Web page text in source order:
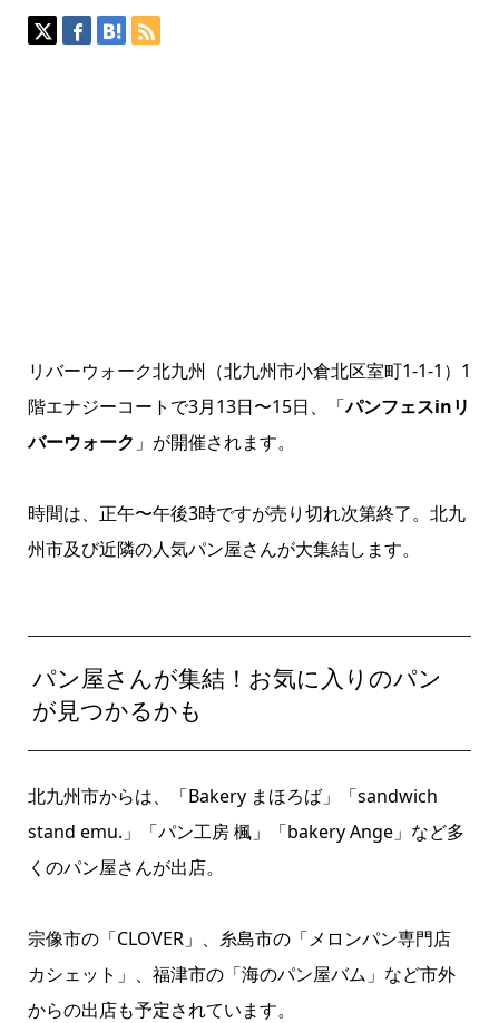
リバーウォーク北九州（北九州市小倉北区室町1-1-1）1
階エナジーコートで3月13日〜15日、「パンフェスinリ
バーウォーク 」が開催されます。
時間は、正午〜午後3時ですが売り切れ次第終了。北九
州市及び近隣の人気パン屋さんが大集結します。
パン屋さんが集結！お気に入りのパン
が見つかるかも
北九州市からは、「Bakery まほろば」「sandwich
stand emu.」「パン工房 楓」「bakery Ange」など多
くのパン屋さんが出店。
宗像市の「CLOVER」、糸島市の「メロンパン専門店
カシェット」、福津市の「海のパン屋バム」など市外
からの出店も予定されています。